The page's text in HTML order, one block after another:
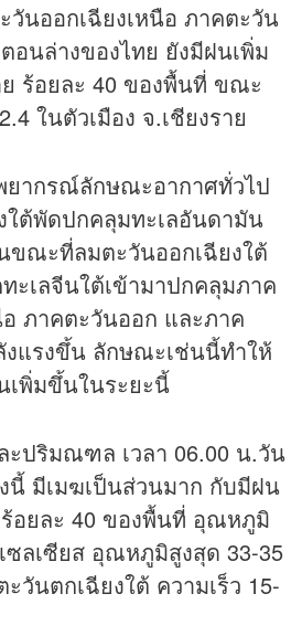
วันออกเฉียงเหนือ ภาคตะวัน
อนล่างของไทย ยังมีฝนเพิ่ม
ร้อยละ 40 ของพื้นที่ ขณะ
ในตัวเมือง จ.เชียงราย
ยากรณ์ลักษณะอากาศทั่วไป
ใต้พัดปกคลุมทะเลอันดามัน
ขณะที่ลมตะวันออกเฉียงใต้
ะเลจีนใต้เข้ามาปกคลุมภาค
ภาคตะวันออก และภาค
งแรงขึ้น ลักษณะเช่นนี้ทำให้
เพิ่มขึ้นในระยะนี้
ะปริมณฑล เวลา 06.00 น.วัน
นี้ มีเมฆเป็นส่วนมาก กับมีฝน
อยละ 40 ของพื้นที่ อุณหภูมิ
ซลเซียส อุณหภูมิสูงสุด 33-35
วันตกเฉียงใต้ ความเร็ว 15-